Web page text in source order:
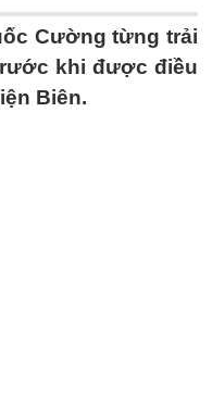
Cường từng trải
khi được điều
Biên.